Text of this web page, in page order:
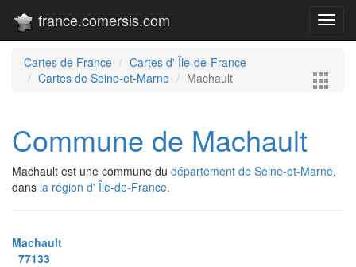
france.comersis.com
Cartes de France
Cartes d' Île-de-France
Cartes de Seine-et-Marne
Machault
Commune de Machault
Machault est une commune du département de Seine-et-Marne,
dans la région d' Île-de-France.
Machault
77133